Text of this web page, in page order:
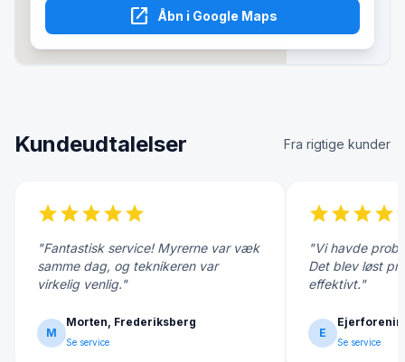
open_in_new Åbn i Google Maps
Kundeudtalelser Fra rigtige kunder
starstarstarstarstar
"Fantastisk service! Myrerne var væk
samme dag, og teknikeren var
virkelig venlig."
M
Morten, Frederiksberg
Se service
starstarstarstar
"Vi havde
Det blev løst
effektivt."
E
Se service